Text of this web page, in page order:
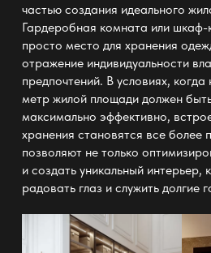
частью создания идеального
Гардеробная комната или шкаф-
просто место для хранения
отражение индивидуальности
предпочтений. В условиях,
метр жилой площади должен
максимально эффективно,
хранения становятся все более
позволяют не только
и создать уникальный интерьер,
радовать глаз и служить долгие